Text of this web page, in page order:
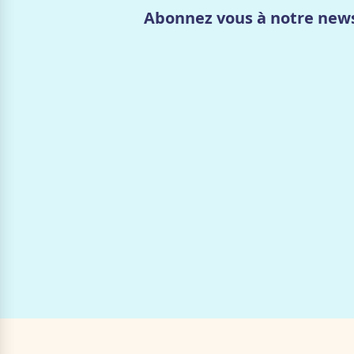
Abonnez vous à notre